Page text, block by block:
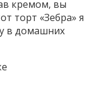
кремом, вы
торт «Зебра» я
в домашних